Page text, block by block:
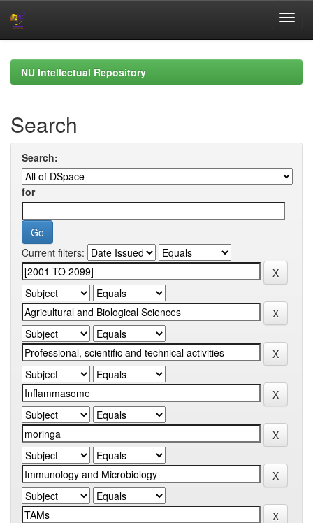
navigationNU Intellectual Repository
Search
Search:
for
Current filters: